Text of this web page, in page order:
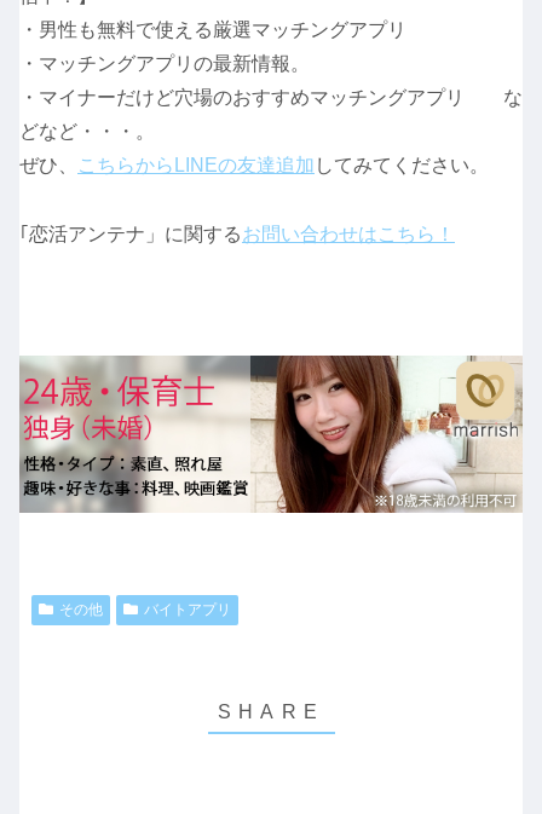
・男性も無料で使える厳選マッチングアプリ
・マッチングアプリの最新情報。
・マイナーだけど穴場のおすすめマッチングアプリ な
どなど・・・。
ぜひ、
こちらからLINEの友達追加 してみてください。
｢恋活アンテナ」に関するお問い合わせはこちら！
その他 バイトアプリ